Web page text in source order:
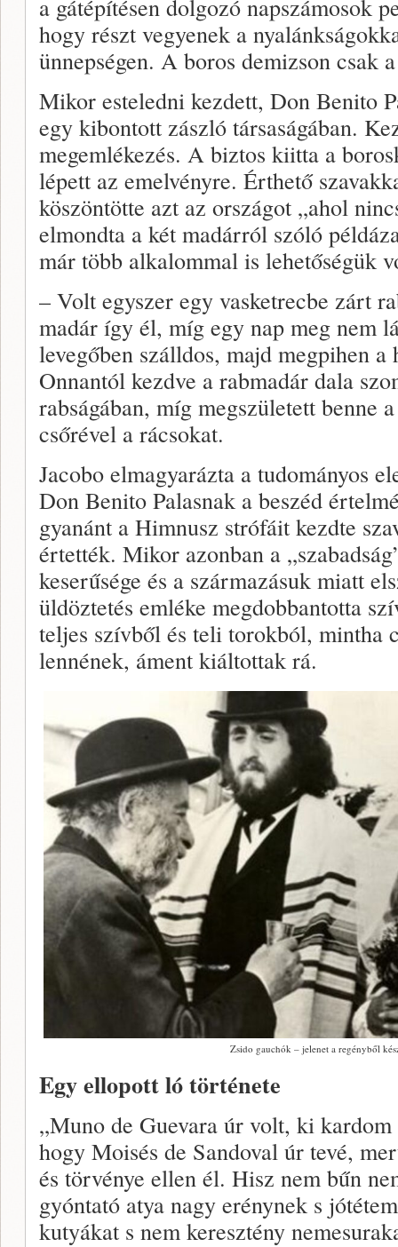
a gátépítésen dolgozó napszámosok
hogy részt vegyenek a
ünnepségen. A boros demizson csak
Mikor esteledni kezdett, Don Benito
egy kibontott zászló társaságában.
megemlékezés. A biztos kiitta a
lépett az emelvényre. Érthető
köszöntötte azt az országot „ahol
elmondta a két madárról szóló
már több alkalommal is lehetőségük
– Volt egyszer egy vasketrecbe zárt
madár így él, míg egy nap meg nem
levegőben szálldos, majd megpihen a
Onnantól kezdve a rabmadár dala
rabságában, míg megszületett benne
csőrével a rácsokat.
Jacobo elmagyarázta a tudományos
Don Benito Palasnak a beszéd
gyanánt a Himnusz strófáit kezdte
értették. Mikor azonban a
keserűsége és a származásuk miatt
üldöztetés emléke megdobbantotta
teljes szívből és teli torokból, mintha
lennének, áment kiáltottak rá.
Zsido gauchók – jelenet a regényből
Egy ellopott ló története
„Muno de Guevara úr volt, ki
hogy Moisés de Sandoval úr tevé,
és törvénye ellen él. Hisz nem bűn
gyóntató atya nagy erénynek s
kutyákat s nem keresztény